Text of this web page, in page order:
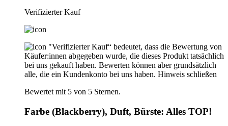
Verifizierter Kauf
"Verifizierter Kauf“ bedeutet, dass die Bewertung von
Käufer:innen abgegeben wurde, die dieses Produkt tatsächlich
bei uns gekauft haben. Bewerten können aber grundsätzlich
alle, die ein Kundenkonto bei uns haben. Hinweis schließen
Bewertet mit 5 von 5 Sternen.
Farbe (Blackberry), Duft, Bürste: Alles TOP!